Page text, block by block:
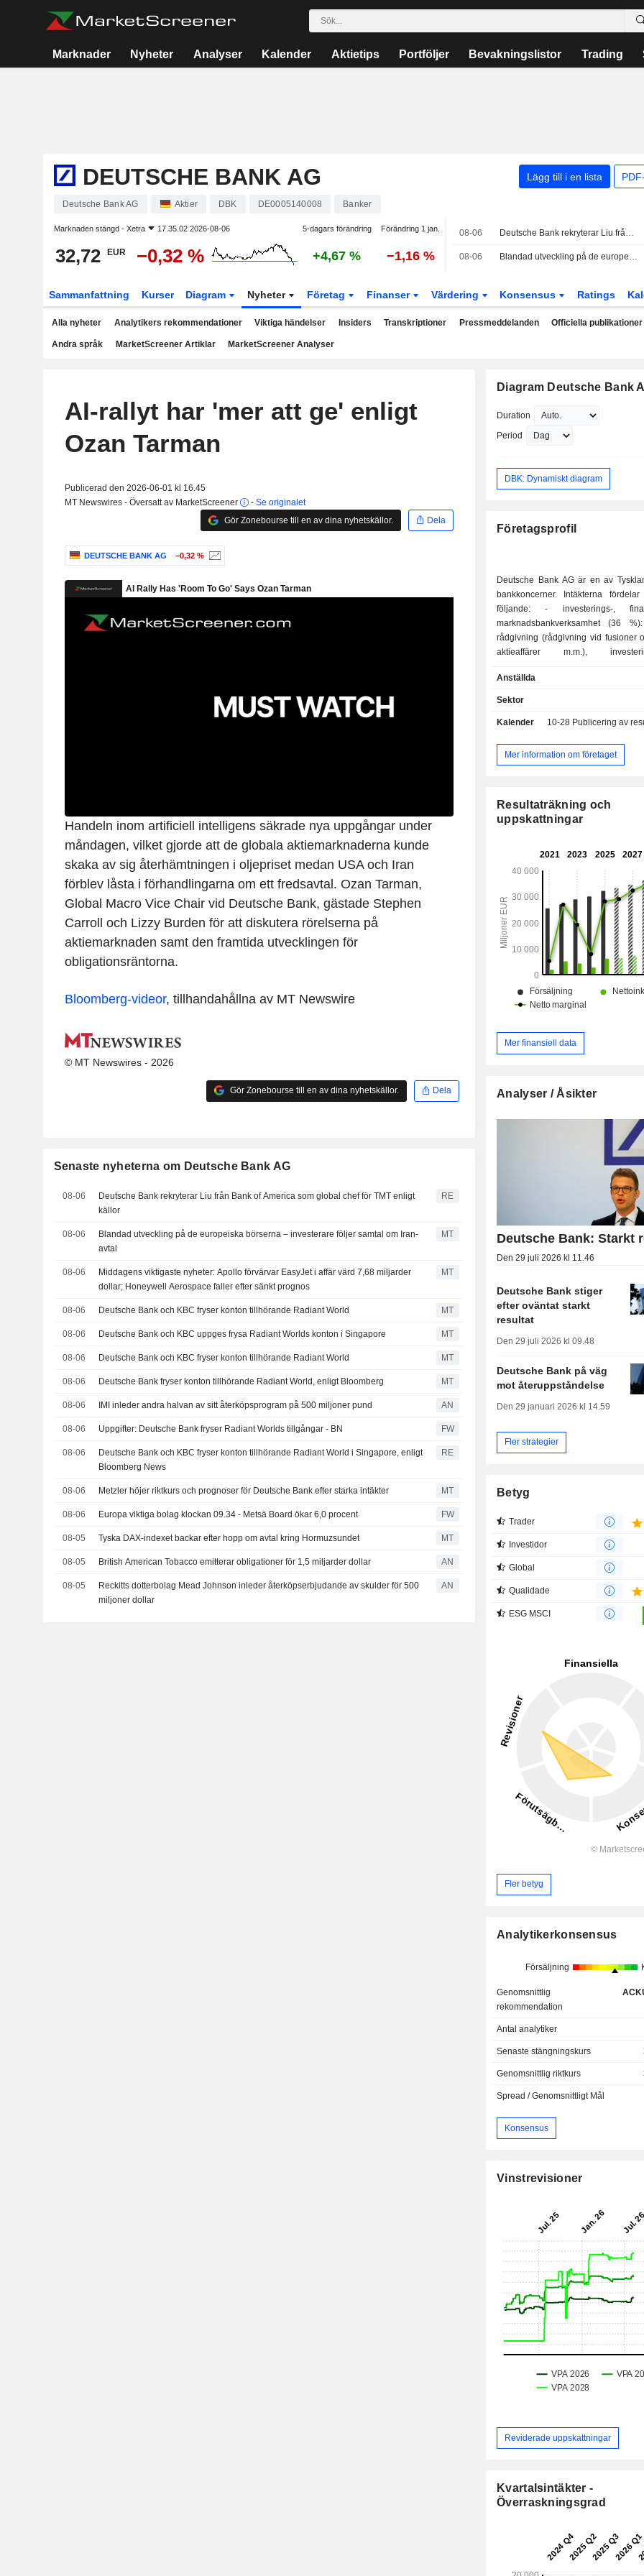
Marknader Nyheter Analyser Kalender Aktietips Portföljer Bevakningslistor Trading
DEUTSCHE BANK AG Lägg till i en lista
Deutsche Bank AG Aktier DBK DE0005140008 Banker
Marknaden stängd - Xetra 17.35.02 2026-08-06 5-dagars förändring Förändring 1 jan.
32,72 EUR −0,32 % +4,67 % −1,16 %
08-06 Deutsche Bank rekryterar Liu från Bank of America som global chef för TMT enligt källor
08-06 Blandad utveckling på de europeiska börserna – investerare följer samtal om Iran-avtal
Sammanfattning Kurser Diagram Nyheter Företag Finanser Värdering Konsensus Ratings
Alla nyheter Analytikers rekommendationer Viktiga händelser Insiders Transkriptioner Pressmeddelanden Officiella publikationer
Andra språk MarketScreener Artiklar MarketScreener Analyser
AI-rallyt har 'mer att ge' enligt
Ozan Tarman
Publicerad den 2026-06-01 kl 16.45
MT Newswires - Översatt av MarketScreener
- Se originalet
Gör Zonebourse till en av dina nyhetskällor.
Dela
DEUTSCHE BANK AG −0,32 %
Handeln inom artificiell intelligens säkrade nya uppgångar under
måndagen, vilket gjorde att de globala aktiemarknaderna kunde
skaka av sig återhämtningen i oljepriset medan USA och Iran
förblev låsta i förhandlingarna om ett fredsavtal. Ozan Tarman,
Global Macro Vice Chair vid Deutsche Bank, gästade Stephen
Carroll och Lizzy Burden för att diskutera rörelserna på
aktiemarknaden samt den framtida utvecklingen för
obligationsräntorna.
Bloomberg-videor, tillhandahållna av MT Newswire
© MT Newswires - 2026
Gör Zonebourse till en av dina nyhetskällor. Dela
Senaste nyheterna om Deutsche Bank AG
08-06
Deutsche Bank rekryterar Liu från Bank of America som global chef för TMT enligt
källor
RE
08-06
Blandad utveckling på de europeiska börserna – investerare följer samtal om Iran-
avtal
MT
08-06
Middagens viktigaste nyheter: Apollo förvärvar EasyJet i affär värd 7,68 miljarder
dollar; Honeywell Aerospace faller efter sänkt prognos
MT
08-06 Deutsche Bank och KBC fryser konton tillhörande Radiant World MT
08-06 Deutsche Bank och KBC uppges frysa Radiant Worlds konton i Singapore MT
08-06 Deutsche Bank och KBC fryser konton tillhörande Radiant World MT
08-06 Deutsche Bank fryser konton tillhörande Radiant World, enligt Bloomberg MT
08-06 IMI inleder andra halvan av sitt återköpsprogram på 500 miljoner pund AN
08-06 Uppgifter: Deutsche Bank fryser Radiant Worlds tillgångar - BN FW
08-06
Deutsche Bank och KBC fryser konton tillhörande Radiant World i Singapore, enligt
Bloomberg News
RE
08-06 Metzler höjer riktkurs och prognoser för Deutsche Bank efter starka intäkter MT
08-06 Europa viktiga bolag klockan 09.34 - Metsä Board ökar 6,0 procent FW
08-05 Tyska DAX-indexet backar efter hopp om avtal kring Hormuzsundet MT
08-05 British American Tobacco emitterar obligationer för 1,5 miljarder dollar AN
08-05
Reckitts dotterbolag Mead Johnson inleder återköpserbjudande av skulder för 500
miljoner dollar
AN
Diagram Deutsche Bank
Duration
Period
DBK: Dynamiskt diagram
Företagsprofil
Deutsche Bank AG är en av
bankkoncerner. Intäkterna
följande: - investerings-, finans- och
marknadsbankverksamhet (36 %):
rådgivning (rådgivning vid fusioner
aktieaffärer m.m.),
aktiemarknaderna,
specialfinansiering (för förvärv,
företagsbankverksamhet
av 2025 förvaltade Deutsche Bank
miljarder euro i löpande inlåning
179 kontor världen över.
Anställda
Sektor
Kalender 10-28 Publicering av resultat
Mer information om företaget
Resultaträkning och
uppskattningar
Mer finansiell data
Analyser / Åsikter
Deutsche Bank: Starkt
Den 29 juli 2026 kl 11.46
Deutsche Bank stiger
efter oväntat starkt
resultat
Den 29 juli 2026 kl 09.48
Deutsche Bank på väg
mot återuppståndelse
Den 29 januari 2026 kl 14.59
Fler strategier
Betyg
Trader
Investidor
Global
Qualidade
ESG MSCI
Fler betyg
Analytikerkonsensus
Försäljning
Genomsnittlig
rekommendation
Antal analytiker
Senaste stängningskurs
Genomsnittlig riktkurs
Spread / Genomsnittligt Mål
Konsensus
Vinstrevisioner
Reviderade uppskattningar
Kvartalsintäkter -
Överraskningsgrad